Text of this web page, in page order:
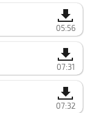
05:56
07:31
07:32